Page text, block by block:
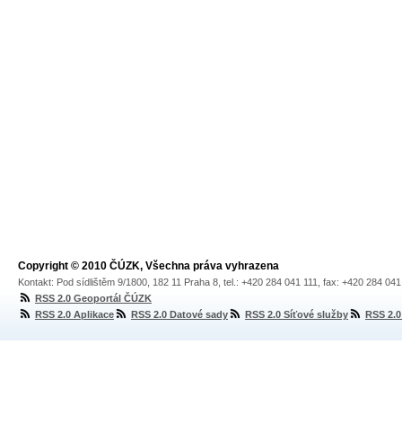
Copyright © 2010 ČÚZK, Všechna práva vyhrazena
Kontakt: Pod sídlištěm 9/1800, 182 11 Praha 8, tel.: +420 284 041 111, fax: +420 284
RSS 2.0 Geoportál ČÚZK
RSS 2.0 Aplikace
RSS 2.0 Datové sady RSS 2.0 Síťové služby RSS